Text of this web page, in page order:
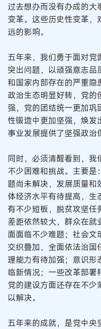
过去想办而没有办成的大
变革。这些历史性变革，
远的影响。
五年来，我们勇于面对党
突出问题，以顽强意志品
和国家内部存在的严重隐
政治生态明显好转，党的
强，党的团结统一更加巩
性锻造中更加坚强，焕发
事业发展提供了坚强政治
同时，必须清醒看到，我
不少困难和挑战。主要是
题尚未解决，发展质量和
体经济水平有待提高，
有不少短板，脱贫攻坚任
差距依然较大，群众在就
面面临不少难题；社会文
交织叠加，全面依法治国
理能力有待加强；意识形
临新情况；一些改革部署
党的建设方面还存在不少
以解决。
五年来的成就，是党中央